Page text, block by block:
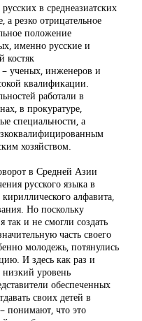
в среднеазиатских
а резко отрицательное
положение
именно русские и
костяк
ученых, инженеров и
квалификации.
работали в
в прокуратуре,
специальности, а
хозяйством.
в Средней Азии
русского языка в
алфавита,
Но поскольку
и не смогли создать
часть своего
молодежь, потянулись
И здесь как раз и
низкий уровень
обеспеченных
своих детей в
понимают, что это